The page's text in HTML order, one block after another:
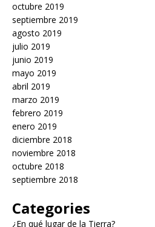
octubre 2019
septiembre 2019
agosto 2019
julio 2019
junio 2019
mayo 2019
abril 2019
marzo 2019
febrero 2019
enero 2019
diciembre 2018
noviembre 2018
octubre 2018
septiembre 2018
Categories
¿En qué lugar de la Tierra?